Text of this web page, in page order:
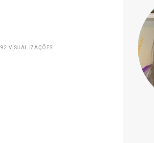
92 VISUALIZAÇÕES